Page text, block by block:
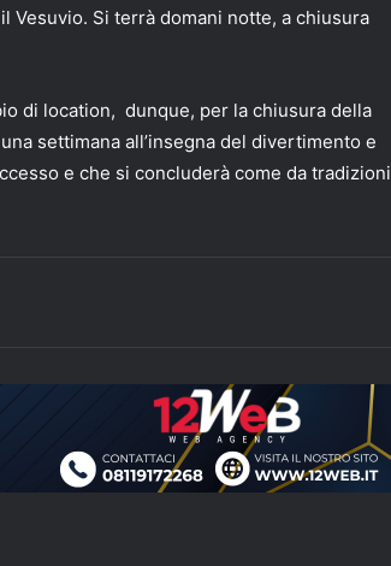
Vesuvio. Si terrà domani notte, a chiusura
di location, dunque, per la chiusura della
settimana all’insegna del divertimento e
e che si concluderà come da tradizioni